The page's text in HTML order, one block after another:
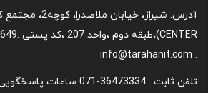
: info@tarahanit.com
تلفن ثابت : 36473334-071 ساعات پاسخگویی 9:30 الی 20:30